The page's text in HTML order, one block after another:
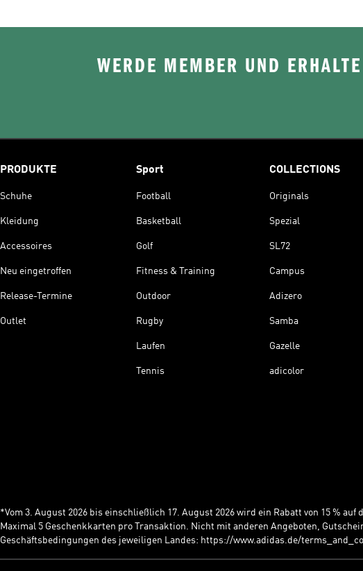
WERDE MEMBER UND
PRODUKTE
Schuhe
Kleidung
Accessoires
Neu eingetroffen
Release-Termine
Outlet
Sport
Football
Basketball
Golf
Fitness & Training
Outdoor
Rugby
Laufen
Tennis
COLLECTIONS
Originals
Spezial
SL72
Campus
Adizero
Samba
Gazelle
adicolor
*Vom 3. August 2026 bis einschließlich 17. August 2026 wird ein Rabatt von 15 %
Maximal 5 Geschenkkarten pro Transaktion. Nicht mit anderen Angeboten,
Geschäftsbedingungen des jeweiligen Landes: https://www.adidas.de/